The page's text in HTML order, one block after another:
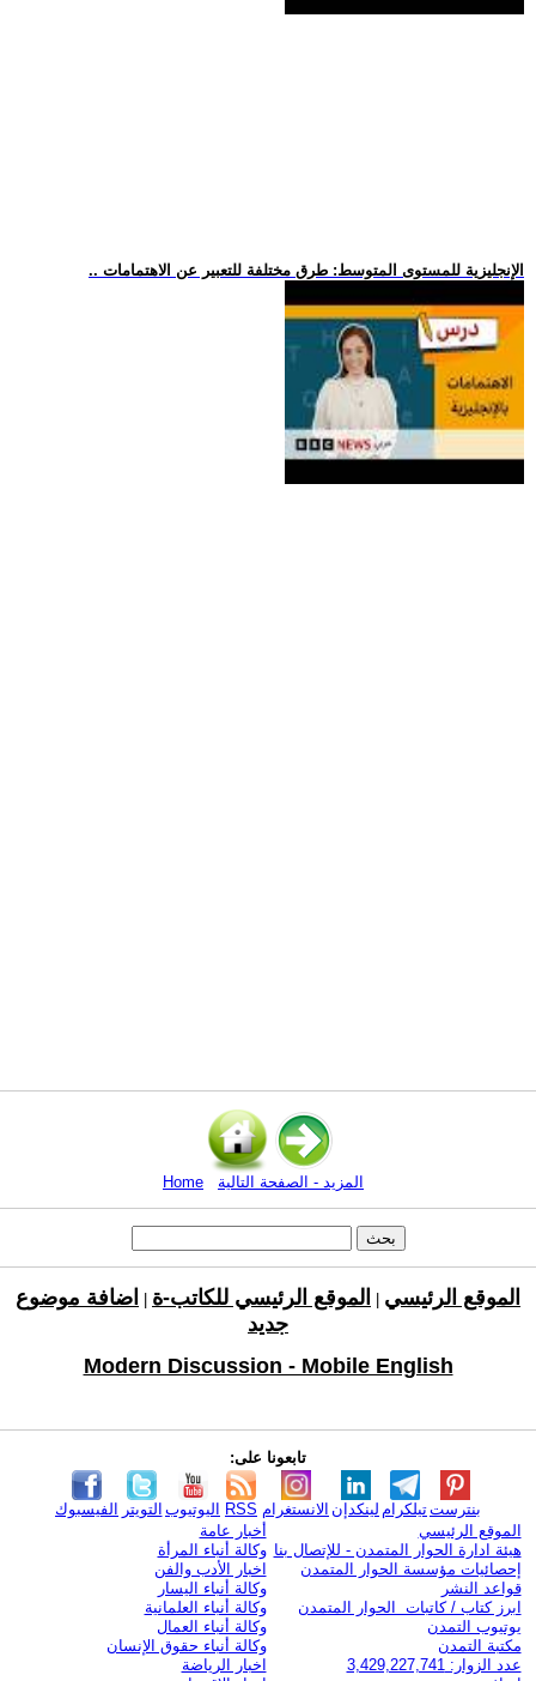
.. الإنجليزية للمستوى المتوسط: طرق مختلفة للتعبير عن الاهتمامات
Home المزيد - الصفحة التالية
الموقع الرئيسي الموقع الرئيسي للكاتب-ة
اضافة موضوع
جديد
Modern Discussion - Mobile English
تابعونا على:
الفيسبوك التويتر اليوتيوب RSS الانستغرام لينكدإن تيلكرامبنترست
الموقع الرئيسي
هيئة ادارة الحوار المتمدن - للإتصال بنا
إحصائيات مؤسسة الحوار المتمدن
قواعد النشر
ابرز كتاب / كاتبات الحوار المتمدن
يوتيوب التمدن
مكتبة التمدن
عدد الزوار: 3,429,227,741
أخبار عامة
وكالة أنباء المرأة
اخبار الأدب والفن
وكالة أنباء اليسار
وكالة أنباء العلمانية
وكالة أنباء العمال
وكالة أنباء حقوق الإنسان
اخبار الرياضة